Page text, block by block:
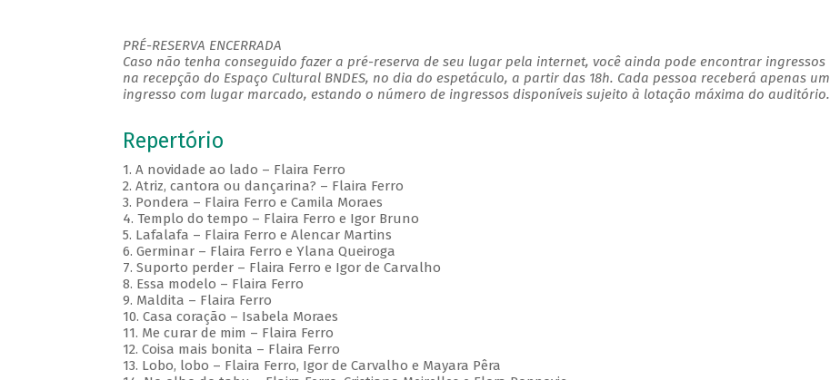
PRÉ-RESERVA ENCERRADA
Caso não tenha conseguido fazer a pré-reserva de seu lugar pela internet, você ainda pode encontrar ingressos
na recepção do Espaço Cultural BNDES, no dia do espetáculo, a partir das 18h. Cada pessoa receberá apenas um
ingresso com lugar marcado, estando o número de ingressos disponíveis sujeito à lotação máxima do auditório.
Repertório
1. A novidade ao lado – Flaira Ferro
2. Atriz, cantora ou dançarina? – Flaira Ferro
3. Pondera – Flaira Ferro e Camila Moraes
4. Templo do tempo – Flaira Ferro e Igor Bruno
5. Lafalafa – Flaira Ferro e Alencar Martins
6. Germinar – Flaira Ferro e Ylana Queiroga
7. Suporto perder – Flaira Ferro e Igor de Carvalho
8. Essa modelo – Flaira Ferro
9. Maldita – Flaira Ferro
10. Casa coração – Isabela Moraes
11. Me curar de mim – Flaira Ferro
12. Coisa mais bonita – Flaira Ferro
13. Lobo, lobo – Flaira Ferro, Igor de Carvalho e Mayara Pêra